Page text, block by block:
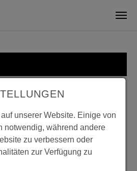
UND
unserer Website. Einige von
notwendig, während andere
zu verbessern oder
zur Verfügung zu